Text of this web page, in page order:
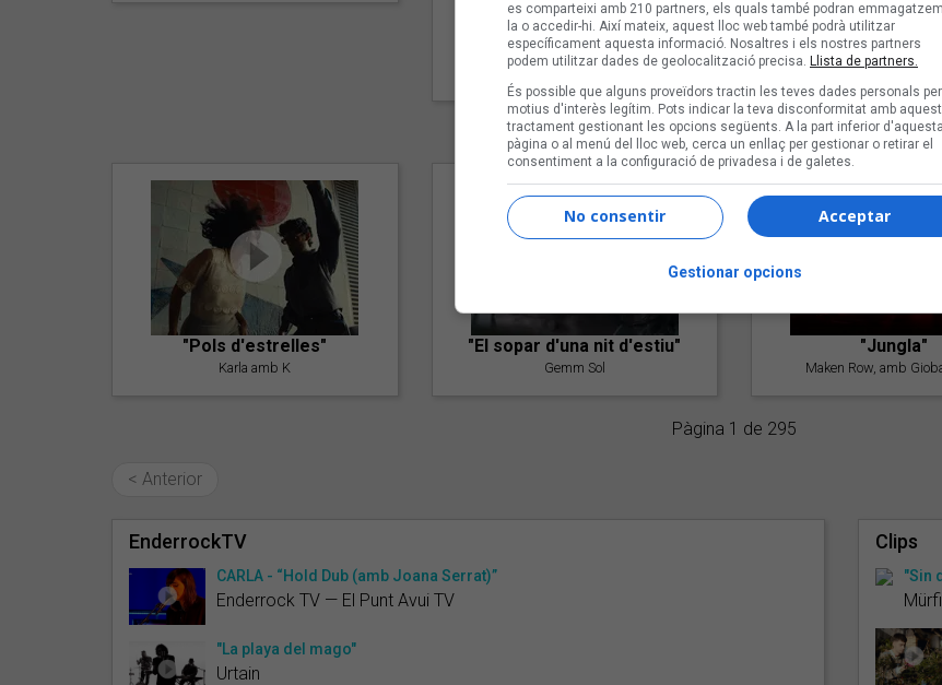
"Lo bueno y lo malo" "Posidònia"
Pep Álvarez amb Joan
(Xanguito)
"Pols d'estrelles"
Karla amb K
"El sopar d'una nit d'estiu"
Gemm Sol
"Jungla"
Maken Row, amb
Pàgina 1 de 295
< Anterior
EnderrockTV
CARLA - “Hold Dub (amb Joana Serrat)”
Enderrock TV — El Punt Avui TV
"La playa del mago"
Urtain
Clips
"Sin
es comparteixi amb 210 partners, els quals també podran
la o accedir-hi. Així mateix, aquest lloc web també podrà utilitzar
específicament aquesta informació. Nosaltres i els nostres partners
podem utilitzar dades de geolocalització precisa. Llista de partners.
És possible que alguns proveïdors tractin les teves dades personals per
motius d'interès legítim. Pots indicar la teva disconformitat amb aquest
tractament gestionant les opcions següents. A la part inferior d'aquesta
pàgina o al menú del lloc web, cerca un enllaç per gestionar o retirar el
consentiment a la configuració de privadesa i de galetes.
Acceptar
No consentir
Gestionar opcions